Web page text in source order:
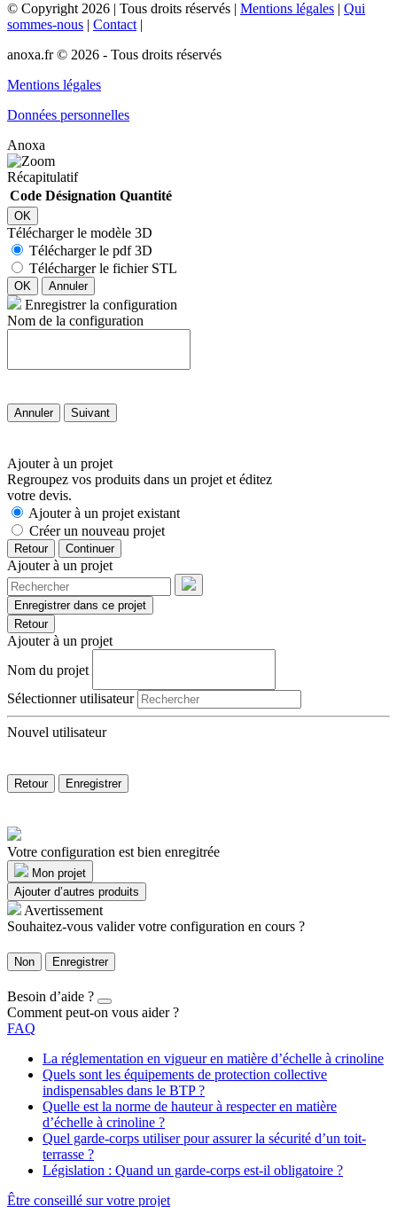
© Copyright 2026 | Tous droits réservés | Mentions légales | Qui
sommes-nous | Contact |
anoxa.fr © 2026 - Tous droits réservés
Mentions légales
Données personnelles
Anoxa
Récapitulatif
Code Désignation Quantité
OK
Télécharger le modèle 3D
Télécharger le pdf 3D
Télécharger le fichier STL
OK Annuler
Enregistrer la configuration
Nom de la configuration
Annuler Suivant
Ajouter à un projet
Regroupez vos produits dans un projet et éditez
votre devis.
Ajouter à un projet existant
Créer un nouveau projet
Retour Continuer
Ajouter à un projet
Enregistrer dans ce projet
Retour
Ajouter à un projet
Nom du projet
Sélectionner utilisateur
Nouvel utilisateur
Retour Enregistrer
Votre configuration est bien enregitrée
Mon projet
Ajouter d’autres produits
Avertissement
Souhaitez-vous valider votre configuration en cours ?
Non Enregistrer
Besoin d’aide ?
Comment peut-on vous aider ?
FAQ
La réglementation en vigueur en matière d’échelle à crinoline
Quels sont les équipements de protection collective
indispensables dans le BTP ?
Quelle est la norme de hauteur à respecter en matière
d’échelle à crinoline ?
Quel garde-corps utiliser pour assurer la sécurité d’un toit-
terrasse ?
Législation : Quand un garde-corps est-il obligatoire ?
Être conseillé sur votre projet